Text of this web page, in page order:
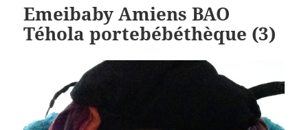
Emeibaby Amiens BAO
Téhola portebébéthèque (3)